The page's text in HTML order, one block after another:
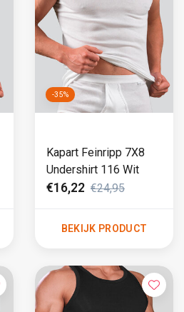
-35%
Kapart Feinripp 7X8
Undershirt 116 Wit
€16,22 €24,95
BEKIJK PRODUCT